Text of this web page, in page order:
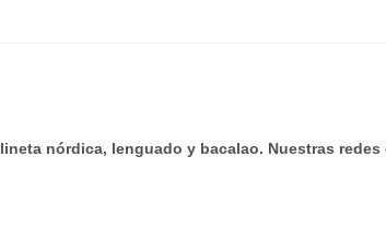
nórdica, lenguado y bacalao. Nuestras redes